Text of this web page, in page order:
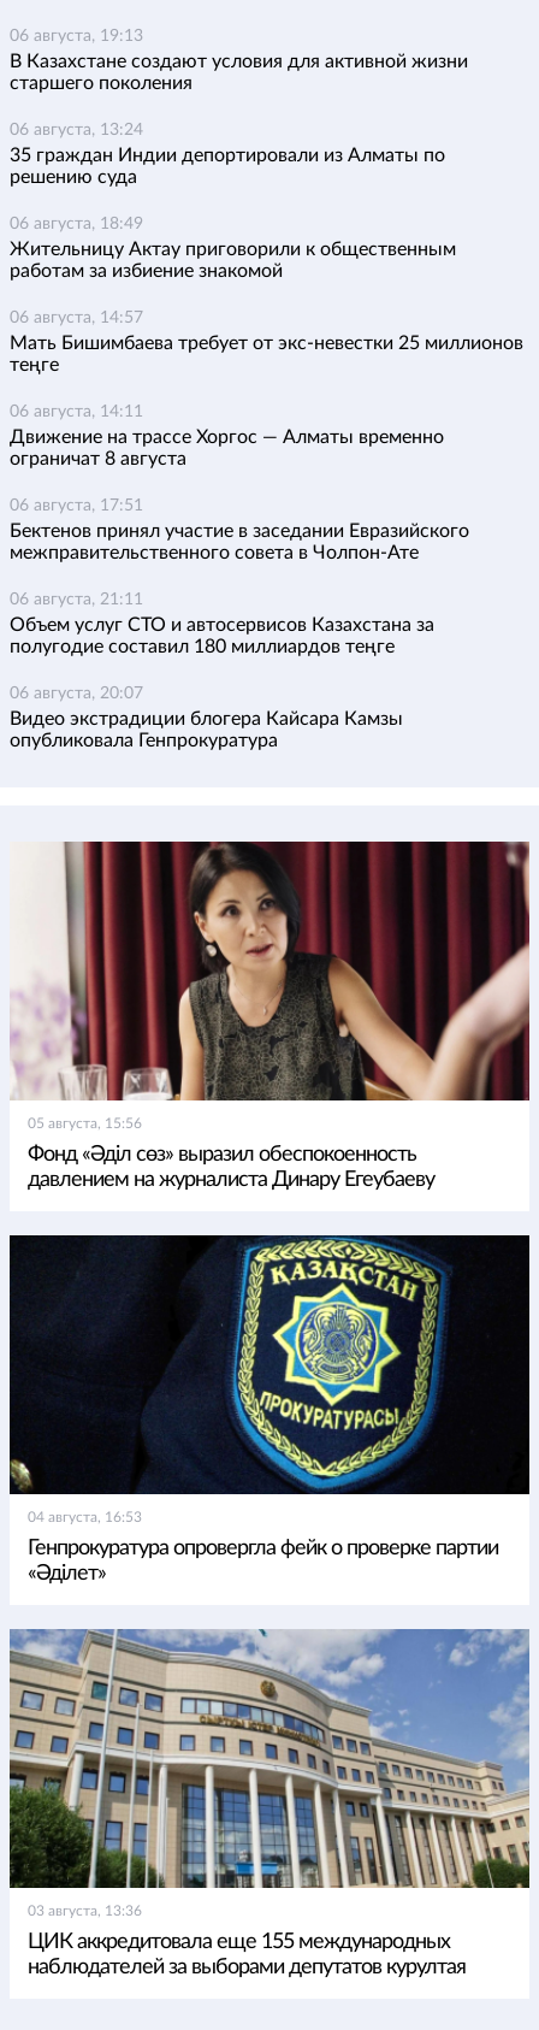
06 августа, 19:13
В Казахстане создают условия для активной жизни
старшего поколения
06 августа, 13:24
35 граждан Индии депортировали из Алматы по
решению суда
06 августа, 18:49
Жительницу Актау приговорили к общественным
работам за избиение знакомой
06 августа, 14:57
Мать Бишимбаева требует от экс-невестки 25 миллионов
теңге
06 августа, 14:11
Движение на трассе Хоргос — Алматы временно
ограничат 8 августа
06 августа, 17:51
Бектенов принял участие в заседании Евразийского
межправительственного совета в Чолпон-Ате
06 августа, 21:11
Объем услуг СТО и автосервисов Казахстана за
полугодие составил 180 миллиардов теңге
06 августа, 20:07
Видео экстрадиции блогера Кайсара Камзы
опубликовала Генпрокуратура
05 августа, 15:56
Фонд «Әділ сөз» выразил обеспокоенность
давлением на журналиста Динару Егеубаеву
04 августа, 16:53
Генпрокуратура опровергла фейк о проверке партии
«Әділет»
03 августа, 13:36
ЦИК аккредитовала еще 155 международных
наблюдателей за выборами депутатов курултая